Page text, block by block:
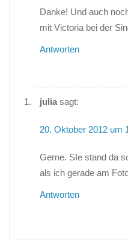
Danke! Und auch
mit Victoria bei der
Antworten
julia sagt:
20. Oktober 2012 um
Gerne. SIe stand da
als ich gerade am
Antworten